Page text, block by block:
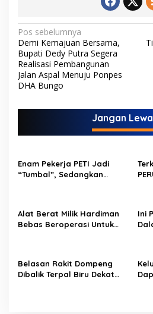
N
a
v
i
s
p
Pos sebelumnya
Demi Kemajuan Bersama,
Bupati Dedy Putra Segera
Realisasi Pembangunan
Jalan Aspal Menuju Ponpes
DHA Bungo
Jangan
Enam Pekerja PETI Jadi
“Tumbal”, Sedangkan
Alat Berat Milik Hardiman
Bebas Beroperasi Untuk
Ini
Belasan Rakit Dompeng
Dibalik Terpal Biru Dekat